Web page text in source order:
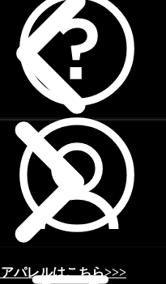
パレルはこちら>>>